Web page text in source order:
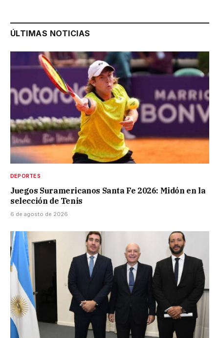
ÚLTIMAS NOTICIAS
DEPORTES
Juegos Suramericanos Santa Fe 2026: Midón en la
selección de Tenis
6 de agosto de 2026